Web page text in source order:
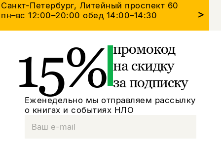
Санкт-Петербург, Литейный проспект 60
пн–вс 12:00–20:00обед 14:00–14:30 >
15% промокод
на скидку
за подписку
Еженедельно мы отправляем рассылку
о книгах и событиях НЛО